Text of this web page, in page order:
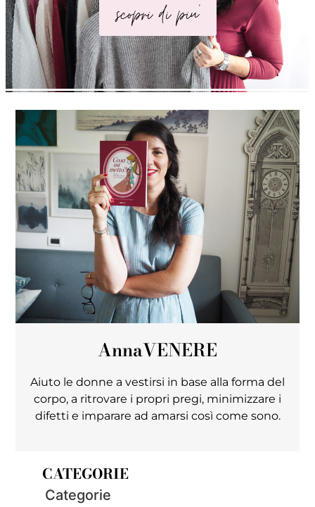
scopri di piu'
AnnaVENERE
Aiuto le donne a vestirsi in base alla forma del
corpo, a ritrovare i propri pregi, minimizzare i
difetti e imparare ad amarsi così come sono.
CATEGORIE
Categorie